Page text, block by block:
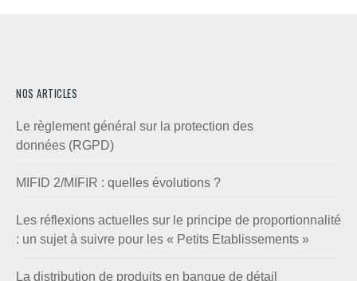
NOS ARTICLES
Le règlement général sur la protection des
données (RGPD)
MIFID 2/MIFIR : quelles évolutions ?
Les réflexions actuelles sur le principe de proportionnalité
: un sujet à suivre pour les « Petits Etablissements »
La distribution de produits en banque de détail